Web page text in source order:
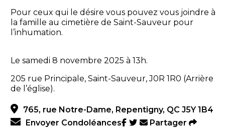
Pour ceux qui le désire vous pouvez vous joindre à
la famille au cimetière de Saint-Sauveur pour
l’inhumation.
Le samedi 8 novembre 2025 à 13h.
205 rue Principale, Saint-Sauveur, J0R 1R0 (Arrière
de l’église).
765, rue Notre-Dame, Repentigny, QC J5Y 1B4
Envoyer Condoléances
Partager